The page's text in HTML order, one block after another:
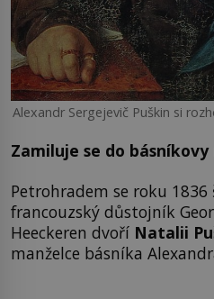
Alexandr Sergejevič Puškin si
Zamiluje se do
Petrohradem se roku 1836
francouzský důstojník
Heeckeren dvoří Natalii
manželce básníka